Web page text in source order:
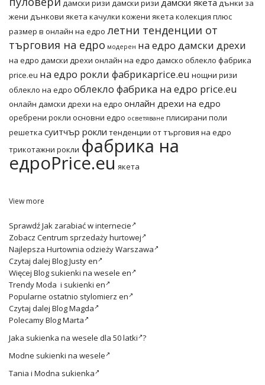
дамски ризи дамски ризи дамски якета дънки за
жени дънкови якета качулки кожени якета колекция плюс
размер в онлайн на едро летни тенденции от
търговия на едро модерен на едро дамски дрехи
на едро дамски дрехи онлайн на едро дамско облекло фабрика
price.eu на едро рокли фабрикаprice.eu нощни ризи
облекло на едро облекло фабрика на едро price.eu
онлайн дамски дрехи на едро онлайн дрехи на едро
оребрени рокли основни едро осветяване плисирани поли
решетка суитчър рокли тенденции от търговия на едро
трикотажни рокли фабрика на
едроPrice.euякета
View more
SprawdźJak zarabiać w internecie
Zobacz Centrum sprzedaży hurtowej
Najlepsza Hurtownia odzieży Warszawa
Czytaj dalej Blog Justy en
Więcej Blog sukienki na wesele en
TrendyModa i sukienki en
Popularne ostatnio stylomierz en
Czytaj dalej Blog Magda
PolecamyBlog Marta
Jaka sukienka na wesele dla 50 latki ?
Modne sukienki na wesele
Tania i Modna sukienka